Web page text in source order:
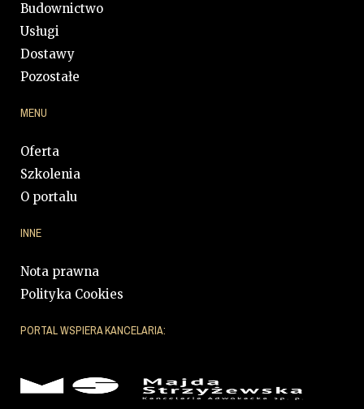
Budownictwo
Usługi
Dostawy
Pozostałe
MENU
Oferta
Szkolenia
O portalu
INNE
Nota prawna
Polityka Cookies
PORTAL WSPIERA KANCELARIA: